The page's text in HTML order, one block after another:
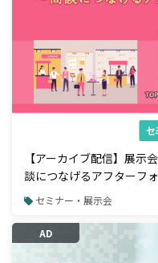
セ
【アーカイブ配信】展示
談につなげるアフターフ
セミナー・展示会
AD